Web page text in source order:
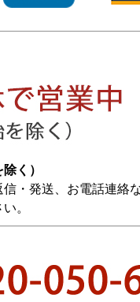
く）
・発送、お電話連絡
。